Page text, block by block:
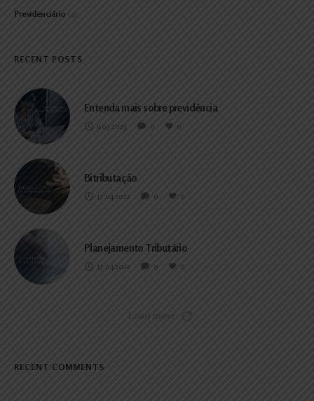
Previdenciário (4)
RECENT POSTS
Entenda mais sobre previdência
9.03.2023 0 0
Bitributação
17.04.2022 0 0
Planejamento Tributário
17.04.2022 0 0
Load more
RECENT COMMENTS